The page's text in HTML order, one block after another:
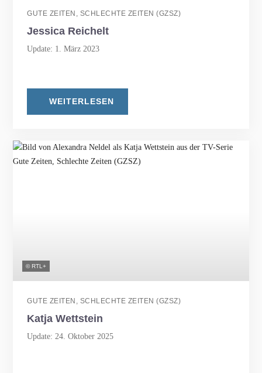
GUTE ZEITEN, SCHLECHTE ZEITEN (GZSZ)
Jessica Reichelt
Update: 1. März 2023
WEITERLESEN
© RTL+
GUTE ZEITEN, SCHLECHTE ZEITEN (GZSZ)
Katja Wettstein
Update: 24. Oktober 2025